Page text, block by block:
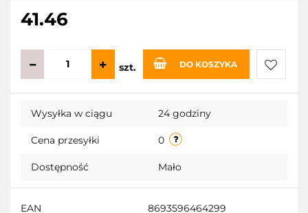
41.46
szt. DO KOSZYKA
Do
Wysyłka w ciągu 24 godziny
Cena przesyłki 0
Dostępność Mało
EAN 8693596464299